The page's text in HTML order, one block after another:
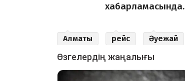
хабарламасында.
Алматы рейс Әуежай